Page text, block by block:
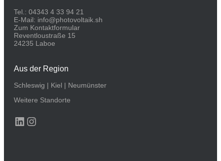
Tel.: 04343 4 33 94 21
E-Mail: info@photovoltaik.sh
Zum Kontaktformular
Reventloustraße 15
24235 Laboe
Aus der Region
Schleswig | Kiel | Neumünster
Weitere Standorte
LinkedIn
Instagram